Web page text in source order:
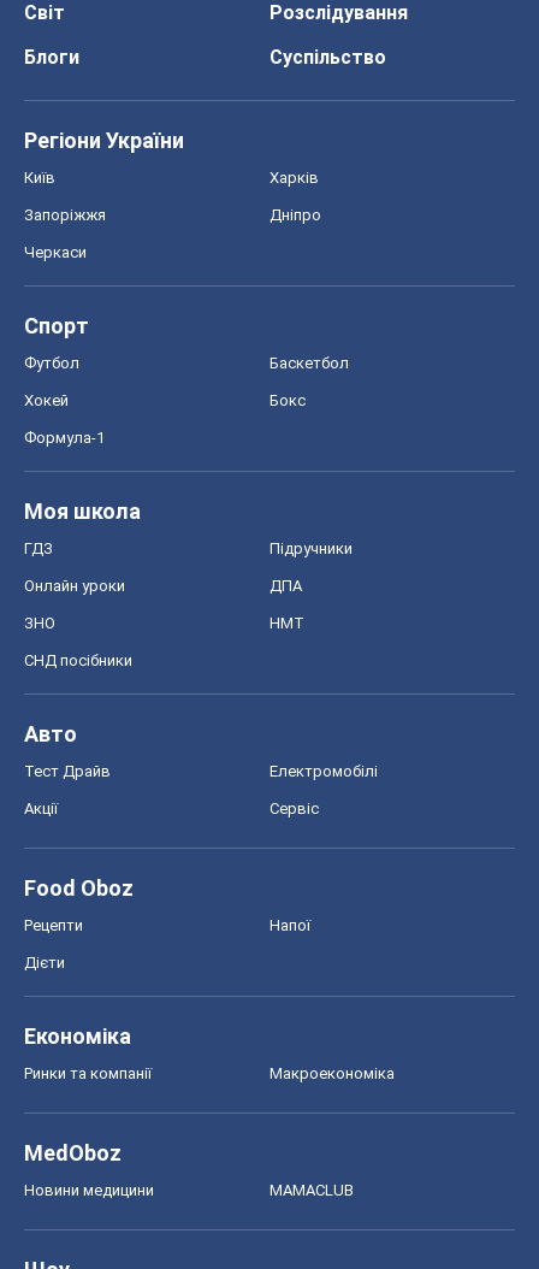
Світ
Розслідування
Блоги
Суспільство
Регіони України
Київ Харків
Запоріжжя Дніпро
Черкаси
Спорт
Футбол Баскетбол
Хокей Бокс
Формула-1
Моя школа
ГДЗ Підручники
Онлайн уроки ДПА
ЗНО НМТ
СНД посібники
Авто
Тест Драйв Електромобілі
Акції Сервіс
Food Oboz
Рецепти Напої
Дієти
Економіка
Ринки та компанії Макроекономіка
MedOboz
Новини медицини MAMACLUB